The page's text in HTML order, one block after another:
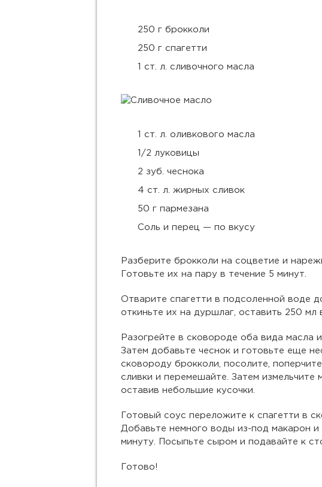
250 г брокколи
250 г спагетти
1 ст. л. сливочного масла
1 ст. л. оливкового масла
1/2 луковицы
2 зуб. чеснока
4 ст. л. жирных сливок
50 г пармезана
Соль и перец — по вкусу
Разберите брокколи на соцветие и
Готовьте их на пару в течение 5 минут.
Отварите спагетти в подсоленной воде
откиньте их на дуршлаг, оставить 250 мл
Разогрейте в сковороде оба вида масла
Затем добавьте чеснок и готовьте еще
сковороду брокколи, посолите,
сливки и перемешайте. Затем измельчите
оставив небольшие кусочки.
Готовый соус переложите к спагетти в
Добавьте немного воды из-под макарон
минуту. Посыпьте сыром и подавайте к
Готово!